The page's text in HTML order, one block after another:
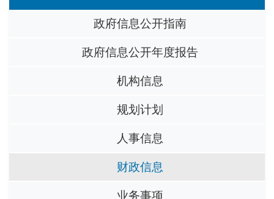
政府信息公开指南
政府信息公开年度报告
机构信息
规划计划
人事信息
财政信息
业务事项